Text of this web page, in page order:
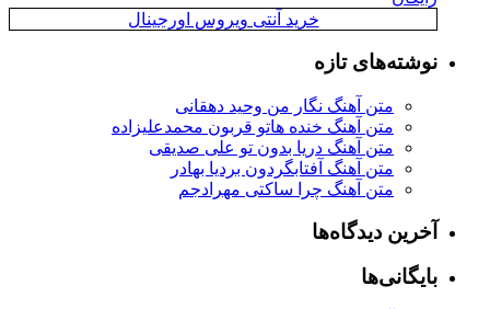
خرید آنتی ویروس اورجینال
نوشته‌های تازه
متن آهنگ نگار من وحید دهقانی
متن آهنگ خنده هاتو قربون محمدعلیزاده
متن آهنگ دریا بدون تو علی صدیقی
متن آهنگ آفتابگردون بردیا بهادر
متن آهنگ چرا ساکتی مهرادجم
آخرین دیدگاه‌ها
بایگانی‌ها